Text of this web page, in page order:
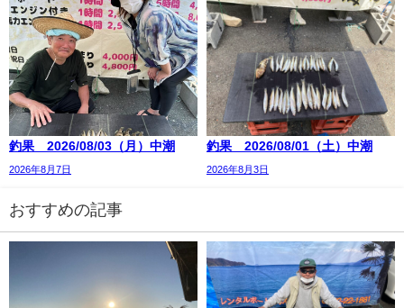
釣果 2026/08/03（月）中潮
2026年8月7日
釣果 2026/08/01（土）中潮
2026年8月3日
おすすめの記事